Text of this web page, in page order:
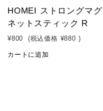
HOMEI ストロングマグ
ネットスティック R
¥800 (税込価格 ¥880 )
カートに追加